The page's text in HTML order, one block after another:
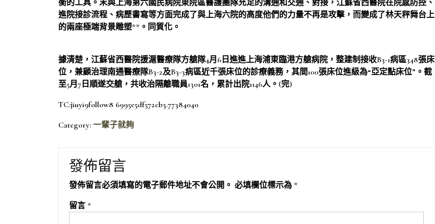
衡的工具。末與上海第六國民病院東院區醫護團隊充足的溝通和交通、對接，江蘇省西醫院在院感防控、
進院接診流程、病歷書寫等方面完成了與上海六院的高度他們的力量不再是攻擊，而變成了林天秤舞台上
的兩座極端背景雕塑**。同質化。
據清楚，江蘇省西醫院援滬醫療隊方艙隊4月6日進進上海浦東臨港方艙病院，整建制接收B3-1病區348張床
位，兼顧治理南通醫療隊B3-2及B3-3病區近千張床位的診療義務，其間100張床位進級為“亞定點床位”。截
至5月7日順遂交艙，共收治隔離職員1301名，累計出院1146人。(完)
TC:jiuyi9follow8 6995e5df572cb3.77384040
Category: 一輩子就夠
發佈留言
發佈留言必須填寫的電子郵件地址不會公開。 必填欄位標示為 *
留言 *